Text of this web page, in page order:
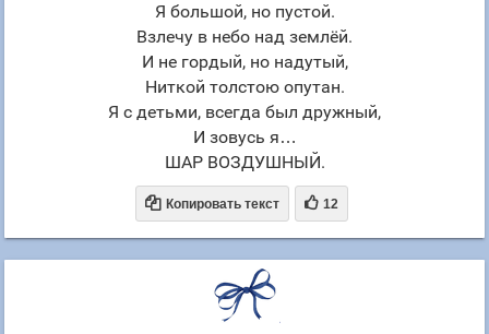
Я большой, но пустой.
Взлечу в небо над землёй.
И не гордый, но надутый,
Ниткой толстою опутан.
Я с детьми, всегда был дружный,
И зовусь я…
ШАР ВОЗДУШНЫЙ.
 Копировать текст  12